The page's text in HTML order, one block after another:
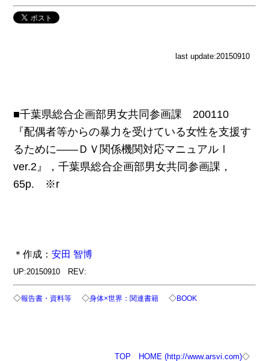
last update:20150910
■千葉県総合企画部男女共同参画課 200110
『配偶者等からの暴力を受けている女性を支援す
るために――ＤＶ関係機関対応マニュアルⅠ
ver.2』，千葉県総合企画部男女共同参画課，
65p. ※r
＊作成：安田 智博
UP:20150910 REV:
◇報告書・資料等 ◇身体×世界：関連書籍 ◇BOOK
TOP HOME (http://www.arsvi.com)◇